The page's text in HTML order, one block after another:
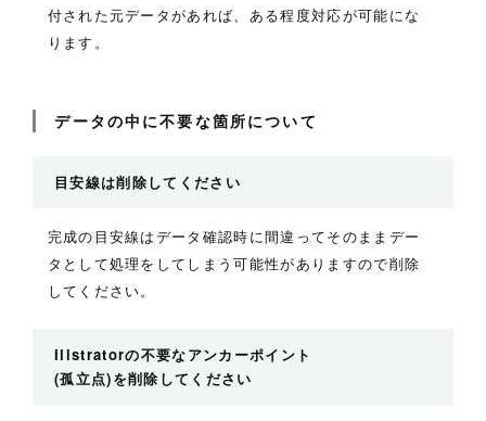
付された元データがあれば、ある程度対応が可能にな
ります。
データの中に不要な箇所について
目安線は削除してください
完成の目安線はデータ確認時に間違ってそのままデー
タとして処理をしてしまう可能性がありますので削除
してください。
Illstratorの不要なアンカーポイント
(孤立点)を削除してください